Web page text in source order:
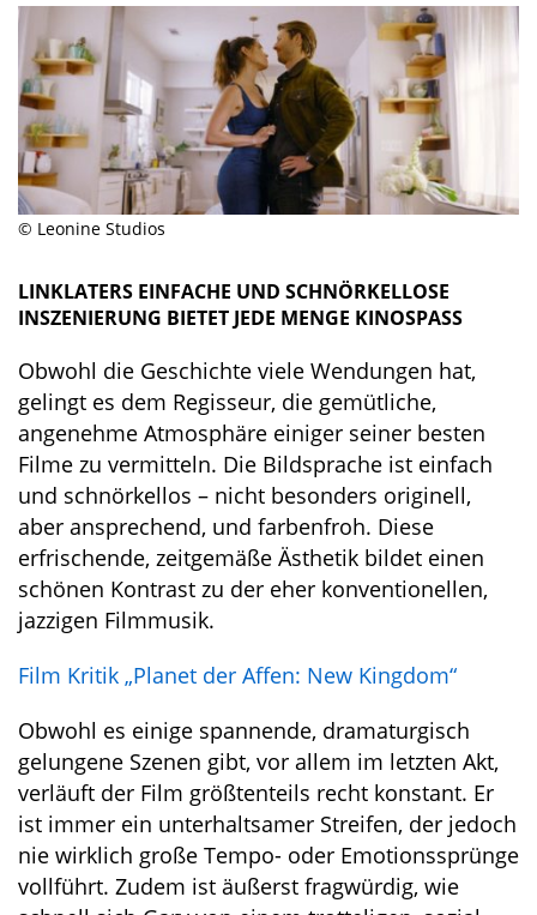
© Leonine Studios
LINKLATERS EINFACHE UND SCHNÖRKELLOSE
INSZENIERUNG BIETET JEDE MENGE KINOSPASS
Obwohl die Geschichte viele Wendungen hat,
gelingt es dem Regisseur, die gemütliche,
angenehme Atmosphäre einiger seiner besten
Filme zu vermitteln. Die Bildsprache ist einfach
und schnörkellos – nicht besonders originell,
aber ansprechend, und farbenfroh. Diese
erfrischende, zeitgemäße Ästhetik bildet einen
schönen Kontrast zu der eher konventionellen,
jazzigen Filmmusik.
Film Kritik „Planet der Affen: New Kingdom“
Obwohl es einige spannende, dramaturgisch
gelungene Szenen gibt, vor allem im letzten Akt,
verläuft der Film größtenteils recht konstant. Er
ist immer ein unterhaltsamer Streifen, der jedoch
nie wirklich große Tempo- oder Emotionssprünge
vollführt. Zudem ist äußerst fragwürdig, wie